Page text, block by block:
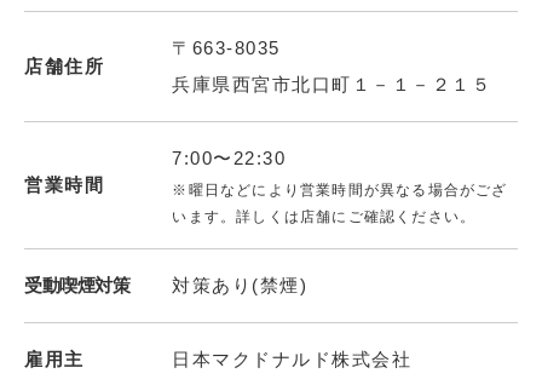
店舗住所
〒663-8035
兵庫県西宮市北口町１－１－２１５
営業時間
7:00〜22:30
※曜日などにより営業時間が異なる場合がござ
います。詳しくは店舗にご確認ください。
受動喫煙対策 対策あり(禁煙)
雇用主 日本マクドナルド株式会社